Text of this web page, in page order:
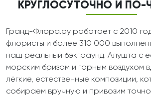
КРУГЛОСУТОЧНО И ПО-
Гранд-Флора.ру работает с 2010
флористы и более 310 000
наш реальный бэкграунд. Алушта с
морским бризом и горным воздухом
лёгкие, естественные композиции,
собираем вручную и привозим